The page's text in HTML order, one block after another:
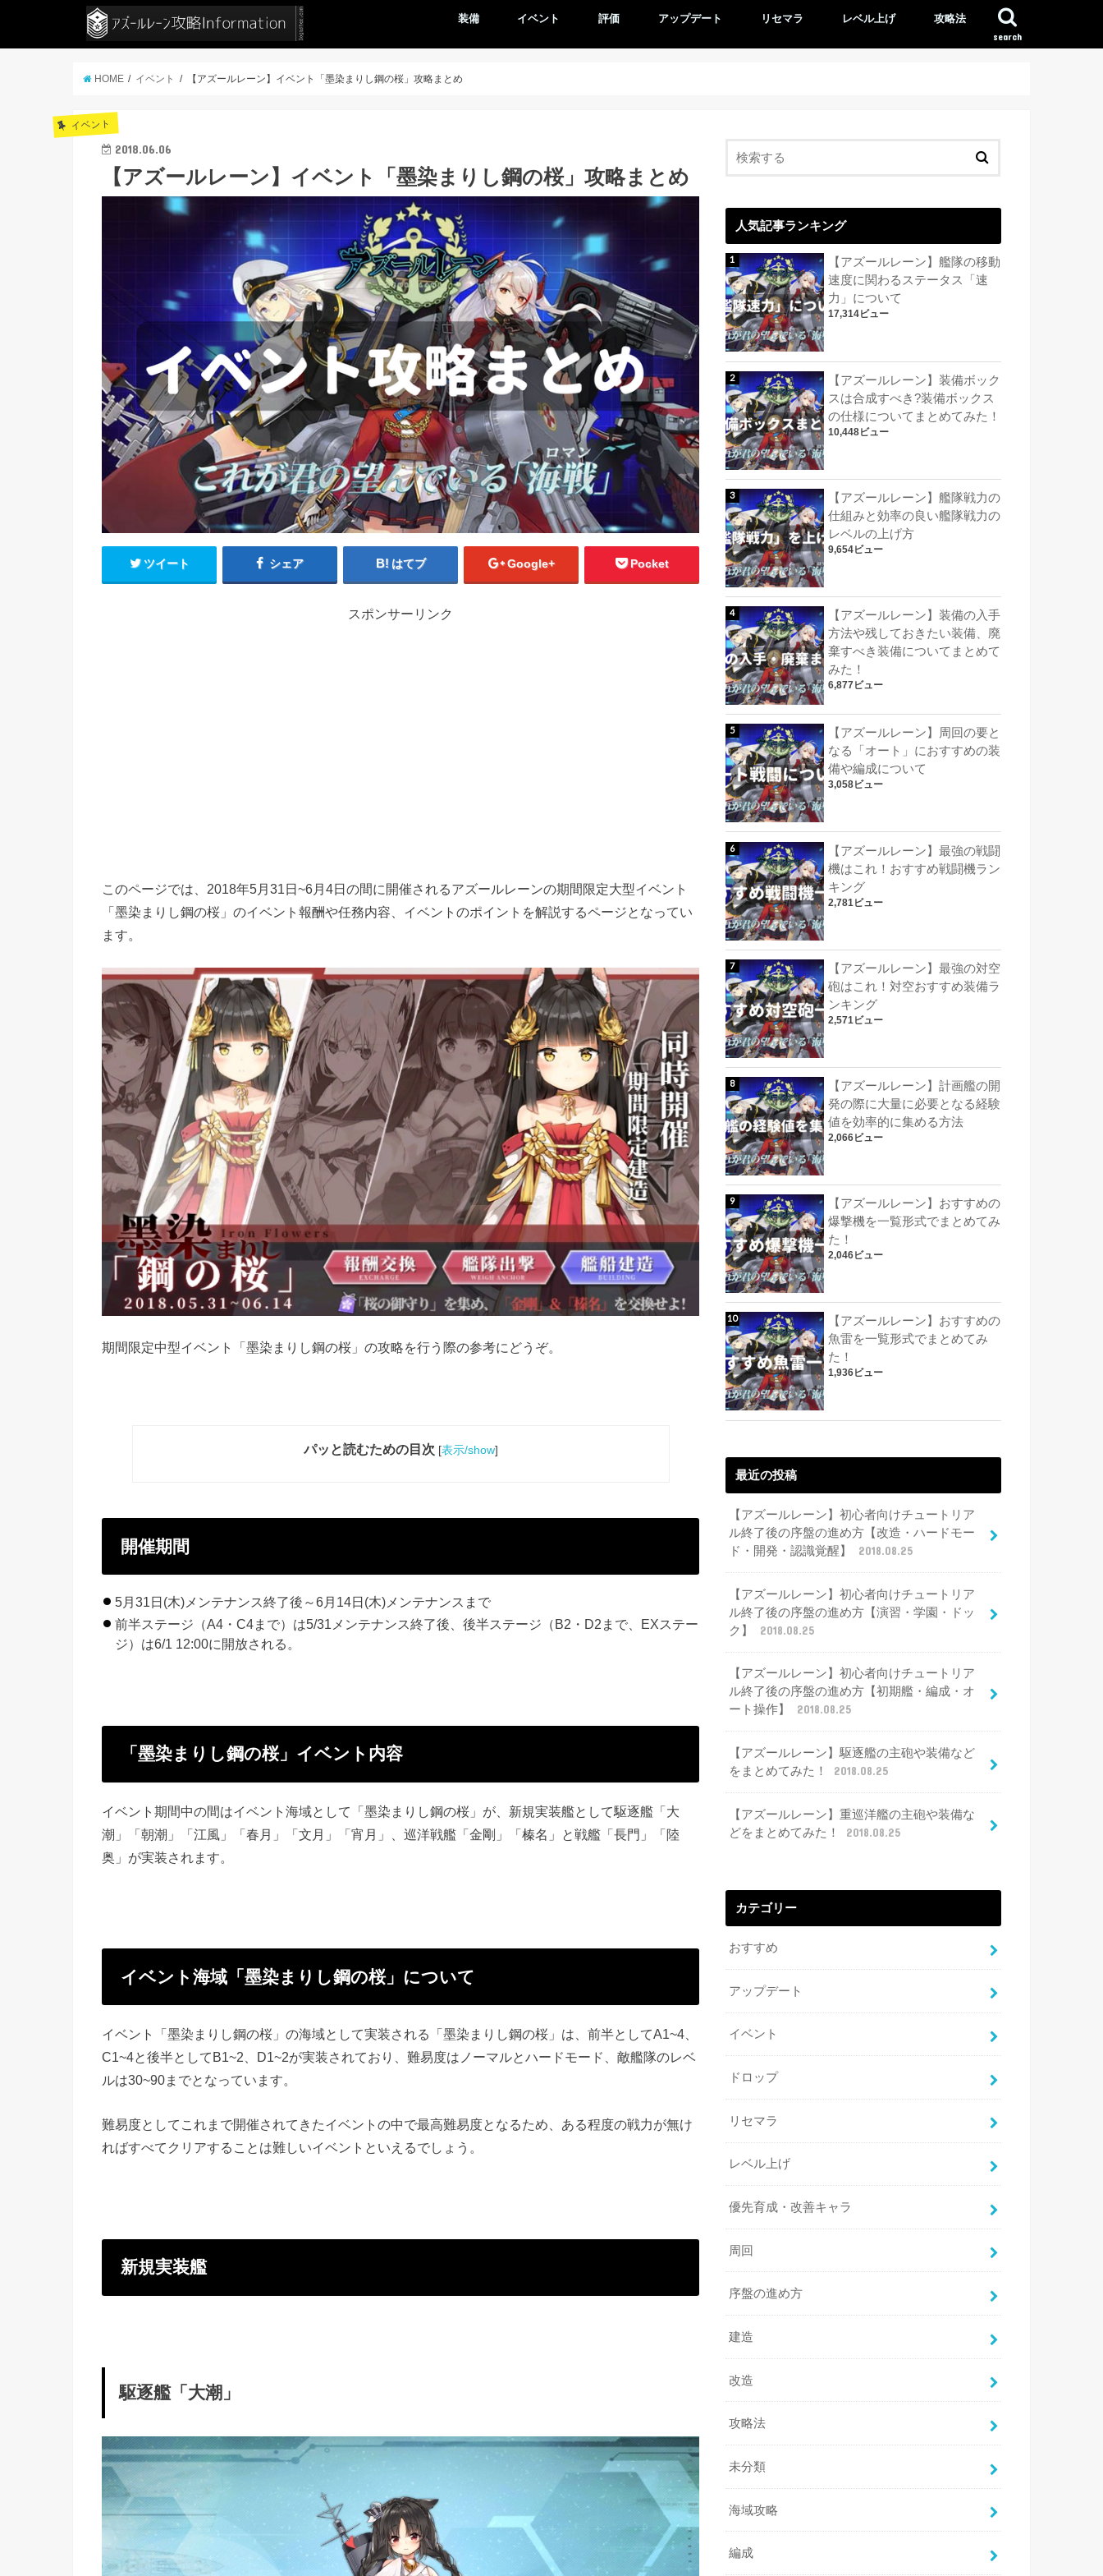
search
装備 イベント 評価 アップデート リセマラ レベル上げ 攻略法
HOME イベント 【アズールレーン】イベント「墨染まりし鋼の桜」攻略まとめ
イベント
2018.06.06
【アズールレーン】イベント「墨染まりし鋼の桜」攻略まとめ
ツイート シェア はてブ Google+ Pocket
スポンサーリンク
このページでは、2018年5月31日~6月4日の間に開催されるアズールレーンの期間限定大型イベント
「墨染まりし鋼の桜」のイベント報酬や任務内容、イベントのポイントを解説するページとなってい
ます。
期間限定中型イベント「墨染まりし鋼の桜」の攻略を行う際の参考にどうぞ。
パッと読むための目次 [表示/show]
開催期間
5月31日(木)メンテナンス終了後～6月14日(木)メンテナンスまで
前半ステージ（A4・C4まで）は5/31メンテナンス終了後、後半ステージ（B2・D2まで、EXステー
ジ）は6/1 12:00に開放される。
「墨染まりし鋼の桜」イベント内容
イベント期間中の間はイベント海域として「墨染まりし鋼の桜」が、新規実装艦として駆逐艦「大
潮」「朝潮」「江風」「春月」「文月」「宵月」、巡洋戦艦「金剛」「榛名」と戦艦「長門」「陸
奥」が実装されます。
イベント海域「墨染まりし鋼の桜」について
イベント「墨染まりし鋼の桜」の海域として実装される「墨染まりし鋼の桜」は、前半としてA1~4、
C1~4と後半としてB1~2、D1~2が実装されており、難易度はノーマルとハードモード、敵艦隊のレベ
ルは30~90までとなっています。
難易度としてこれまで開催されてきたイベントの中で最高難易度となるため、ある程度の戦力が無け
ればすべてクリアすることは難しいイベントといえるでしょう。
新規実装艦
駆逐艦「大潮」
人気記事ランキング
【アズールレーン】艦隊の移動
速度に関わるステータス「速
力」について
17,314ビュー
【アズールレーン】装備ボック
スは合成すべき?装備ボックス
の仕様についてまとめてみた！
10,448ビュー
【アズールレーン】艦隊戦力の
仕組みと効率の良い艦隊戦力の
レベルの上げ方
9,654ビュー
【アズールレーン】装備の入手
方法や残しておきたい装備、廃
棄すべき装備についてまとめて
みた！
6,877ビュー
【アズールレーン】周回の要と
なる「オート」におすすめの装
備や編成について
3,058ビュー
【アズールレーン】最強の戦闘
機はこれ！おすすめ戦闘機ラン
キング
2,781ビュー
【アズールレーン】最強の対空
砲はこれ！対空おすすめ装備ラ
ンキング
2,571ビュー
【アズールレーン】計画艦の開
発の際に大量に必要となる経験
値を効率的に集める方法
2,066ビュー
【アズールレーン】おすすめの
爆撃機を一覧形式でまとめてみ
た！
2,046ビュー
【アズールレーン】おすすめの
魚雷を一覧形式でまとめてみ
た！
1,936ビュー
最近の投稿
【アズールレーン】初心者向けチュートリア
ル終了後の序盤の進め方【改造・ハードモー
ド・開発・認識覚醒】
2018.08.25
【アズールレーン】初心者向けチュートリア
ル終了後の序盤の進め方【演習・学園・ドッ
ク】
2018.08.25
【アズールレーン】初心者向けチュートリア
ル終了後の序盤の進め方【初期艦・編成・オ
ート操作】
2018.08.25
【アズールレーン】駆逐艦の主砲や装備など
をまとめてみた！
2018.08.25
【アズールレーン】重巡洋艦の主砲や装備な
どをまとめてみた！
2018.08.25
カテゴリー
おすすめ
アップデート
イベント
ドロップ
リセマラ
レベル上げ
優先育成・改善キャラ
周回
序盤の進め方
建造
改造
攻略法
未分類
海域攻略
編成